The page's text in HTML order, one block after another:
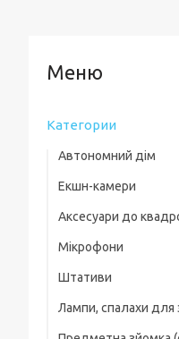
Категории
Автономний дім
Екшн-камери
Аксесуари до
Комплектуючі
Кейси для
Фільтри, лінзи
Мікрофони
Штативи
Лампи, спалахи для